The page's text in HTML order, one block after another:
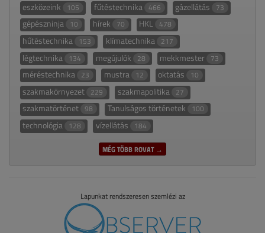
eszközeink 105 fűtéstechnika 466 gázellátás 73
gépészninja 10 hírek 70 HKL 478
hűtéstechnika 153 klímatechnika 217
légtechnika 134 megújulók 28 mekkmester 73
méréstechnika 23 mustra 12 oktatás 10
szakmakörnyezet 229 szakmapolitika 27
szakmatörténet 98 Tanulságos történetek 100
technológia 128 vízellátás 184
MÉG TÖBB ROVAT →
Lapunkat rendszeresen szemlézi az